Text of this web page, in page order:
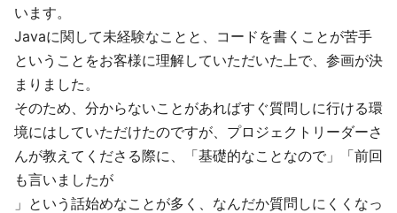
います。
Javaに関して未経験なことと、コードを書くことが苦手
ということをお客様に理解していただいた上で、参画が決
まりました。
そのため、分からないことがあればすぐ質問しに行ける環
境にはしていただけたのですが、プロジェクトリーダーさ
んが教えてくださる際に、「基礎的なことなので」「前回
も言いましたが
」という話始めなことが多く、なんだか質問しにくくなっ